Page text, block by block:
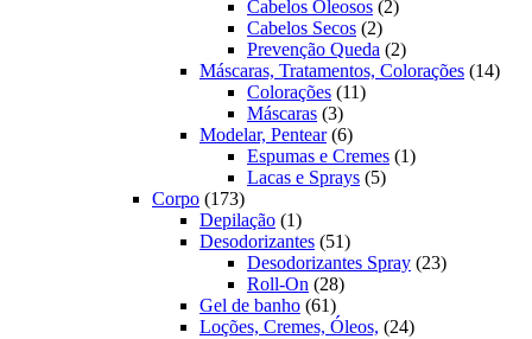
Cabelos Oleosos 22
Cabelos Secos 22
produtos
Prevenção Queda 22
produtos
Máscaras, Tratamentos, Colorações 1414
Colorações 1111
Máscaras 33
produtos
Modelar, Pentear 66
produtos
Espumas e Cremes 11
Lacas e Sprays 55
Corpo 173173
produtos
Depilação 11
produto
Desodorizantes 5151
produtos
Desodorizantes Spray 2323
Roll-On 2828
Gel de banho 6161
produtos
Loções, Cremes, Óleos, 2424